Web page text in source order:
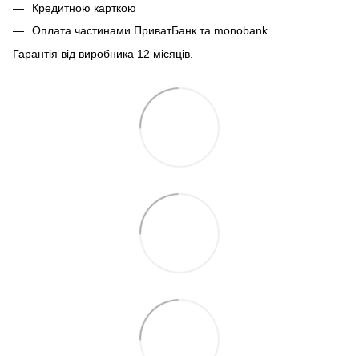
Кредитною карткою
Оплата частинами ПриватБанк та monobank
Гарантія від виробника 12 місяців.